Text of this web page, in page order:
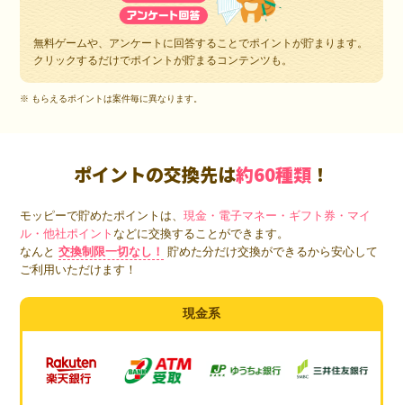
無料ゲームや、アンケートに回答することでポイントが貯まります。
クリックするだけでポイントが貯まるコンテンツも。
※ もらえるポイントは案件毎に異なります。
ポイントの交換先は約60種類 ！
モッピーで貯めたポイントは、現金・電子マネー・ギフト券・マイ
ル・他社ポイントなどに交換することができます。
なんと 交換制限一切なし！
貯めた分だけ交換ができるから安心して
ご利用いただけます！
現金系